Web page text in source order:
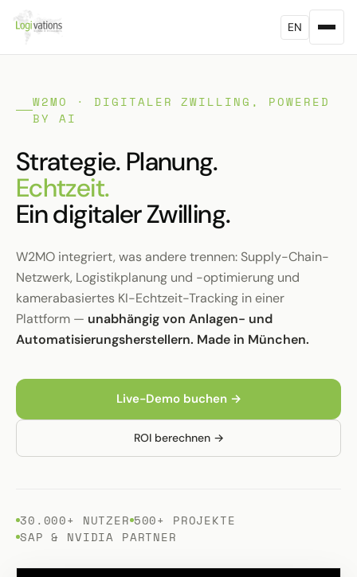
EN
W2MO · DIGITALER ZWILLING, POWERED
BY AI
Strategie. Planung.
Echtzeit.
Ein digitaler Zwilling.
W2MO integriert, was andere trennen: Supply-Chain-
Netzwerk, Logistikplanung und -optimierung und
kamera­basiertes KI-Echtzeit-Tracking in einer
Plattform — unabhängig von Anlagen- und
Automatisierungsherstellern. Made in München.
Live-Demo buchen →
ROI berechnen →
30.000+ NUTZER 500+ PROJEKTE
SAP & NVIDIA PARTNER